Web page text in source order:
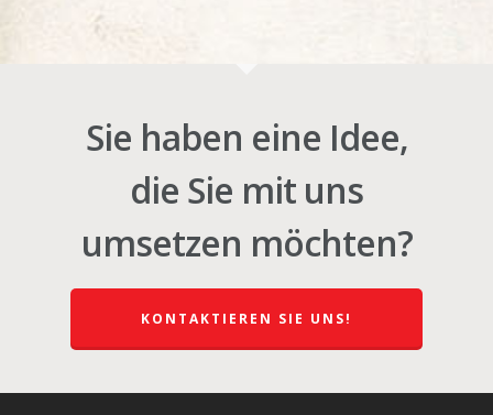
Sie haben eine Idee,
die Sie mit uns
umsetzen möchten?
KONTAKTIEREN SIE UNS!